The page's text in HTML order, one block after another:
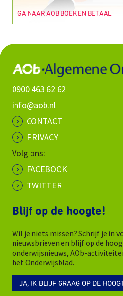
GA NAAR AOB BOEK EN BETAAL
0900 463 62 62
info@aob.nl
CONTACT
PRIVACY
Volg ons:
FACEBOOK
TWITTER
Blijf op de hoogte!
Wil je niets missen? Schrijf je in
nieuwsbrieven en blijf op de
onderwijsnieuws, AOb-
het Onderwijsblad.
JA, IK BLIJF GRAAG OP DE